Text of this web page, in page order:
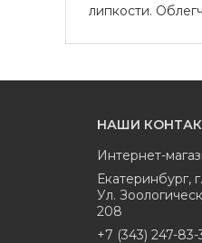
липкости.
НАШИ
Интернет-
Екатеринбург,
Ул.
208
+7 (343) 247-83-